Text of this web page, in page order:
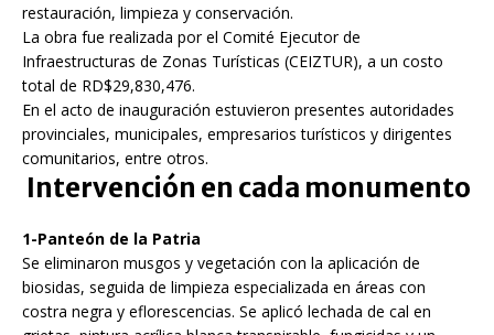
restauración, limpieza y conservación.
La obra fue realizada por el Comité Ejecutor de
Infraestructuras de Zonas Turísticas (CEIZTUR), a un costo
total de RD$29,830,476.
En el acto de inauguración estuvieron presentes autoridades
provinciales, municipales, empresarios turísticos y dirigentes
comunitarios, entre otros.
Intervención en cada monumento
1-Panteón de la Patria
Se eliminaron musgos y vegetación con la aplicación de
biosidas, seguida de limpieza especializada en áreas con
costra negra y eflorescencias. Se aplicó lechada de cal en